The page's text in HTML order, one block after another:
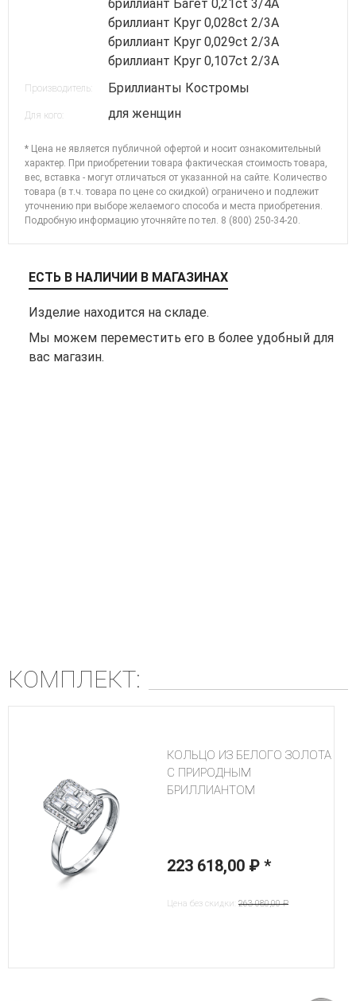
бриллиант Багет 0,21ct 3/4А
бриллиант Круг 0,028ct 2/3А
бриллиант Круг 0,029ct 2/3А
бриллиант Круг 0,107ct 2/3А
Производитель: Бриллианты Костромы
Для кого: для женщин
* Цена не является публичной офертой и носит ознакомительный
характер. При приобретении товара фактическая стоимость товара,
вес, вставка - могут отличаться от указанной на сайте. Количество
товара (в т.ч. товара по цене со скидкой) ограничено и подлежит
уточнению при выборе желаемого способа и места приобретения.
Подробную информацию уточняйте потел. 8 (800) 250-34-20
ЕСТЬ В НАЛИЧИИ В МАГАЗИНАХ
Изделие находится на складе.
Мы можем переместить его в более удобный для
вас магазин.
КОМПЛЕКТ:
КОЛЬЦО ИЗ БЕЛОГО ЗОЛОТА
С ПРИРОДНЫМ
БРИЛЛИАНТОМ
223 618,00 ₽*
Цена без скидки: 263 080,00 ₽